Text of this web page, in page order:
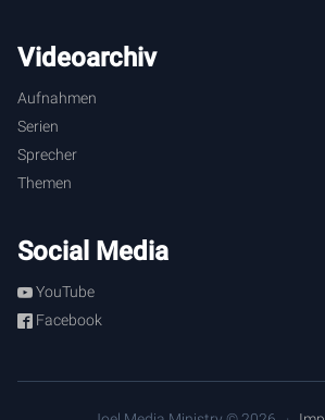
Videoarchiv
Aufnahmen
Serien
Sprecher
Themen
Social Media
YouTube
Facebook